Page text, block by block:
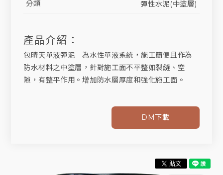
分類 彈性水泥(中塗層)
產品介紹：
包晴天單液彈泥 為水性單液系統，施工簡便且作為
防水材料之中塗層，針對施工面不平整如裂縫、空
隙，有整平作用。增加防水層厚度和強化施工面。
DM下載